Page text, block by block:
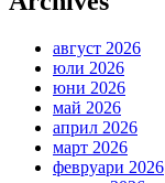
август 2026
юли 2026
юни 2026
май 2026
април 2026
март 2026
февруари 2026